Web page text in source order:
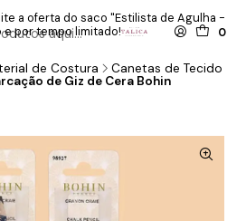
0
a oferta do saco "Estilista de Agulha -
por tempo limitado!
de Costura
Canetas de Tecido
de Giz de Cera Bohin